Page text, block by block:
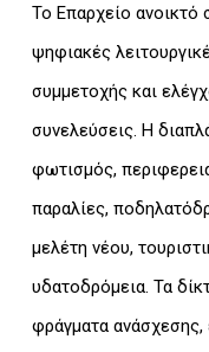
Το Επαρχείο ανοικτό
ψηφιακές
συμμετοχής και
συνελεύσεις. Η
φωτισμός,
παραλίες,
μελέτη νέου,
υδατοδρόμεια. Τα
φράγματα ανάσχεσης,